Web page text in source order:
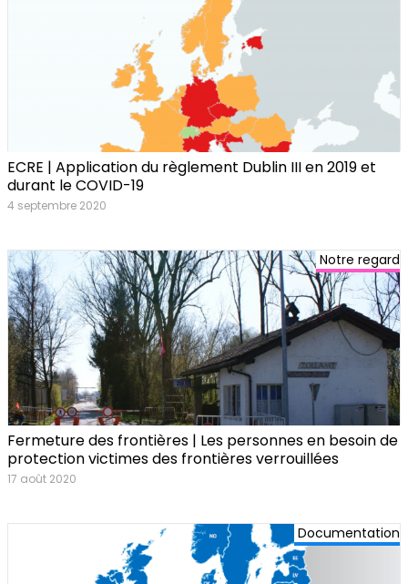
ECRE | Application du règlement Dublin III en 2019 et
durant le COVID-19
4 septembre 2020
Notre regard
Fermeture des frontières | Les personnes en besoin de
protection victimes des frontières verrouillées
17 août 2020
Documentation